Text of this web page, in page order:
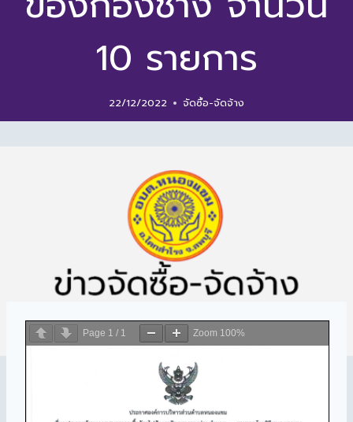
10 รายการ
22/12/2022 จัดซื้อ-จัดจ้าง
Page 1 / 1 Zoom 100%